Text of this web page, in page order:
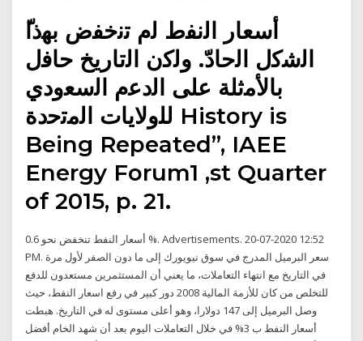
اﻟﺷﻛﻝ اﻟﺣﺎدّ. وﻟﻛن اﻟﺗﺎرﻳﺦ ﺣﺎﻓﻝ
ﺑﺎﻷﻣﺛﻠﺔ ﻋﻠﻰ اﻟدﻋم اﻟﺳﻌودي
ﻟﻠوﻻﻳﺎت اﻟﻣﺗﺣدة History is
Being Repeated”, IAEE
Energy Forum1 ,st Quarter
of 2015, p. 21.
أسعار النفط تنخفض نحو 0.6 %. Advertisements. 20-07-2020 12:52
PM. سعر البرميل المدرج في سوق نيويورك إلى ما دون الصفر لأول مرة
في التاريخ مع انتهاء التعاملات، ما يعني أن المستثمرين مستعدون للدفع
للتخلص من كان للأزمة المالية 2008 دور كبير في رفع اسعار النفط، حيث
وصل البرميل إلى 147 دولارا، وهو أعلى مستوى له في التاريخ. هبطت
أسعار النفط ب 3% في خلال التعاملات اليوم بعد أن شهد الخام أفضل